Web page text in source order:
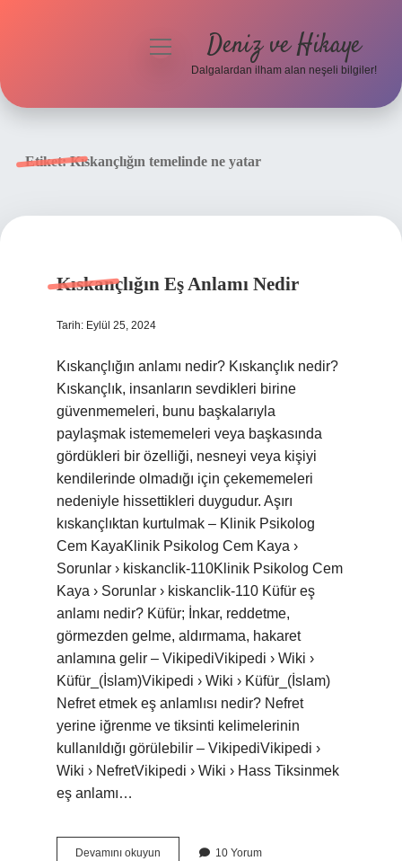
menüyü
Deniz ve Hikaye
Dalgalardan ilham alan neşeli bilgiler!
Etiket:Kıskançlığın temelinde ne yatar
Kıskançlığın Eş Anlamı Nedir
Tarih: Eylül 25, 2024
Kıskançlığın anlamı nedir? Kıskançlık nedir?
Kıskançlık, insanların sevdikleri birine
güvenmemeleri, bunu başkalarıyla
paylaşmak istememeleri veya başkasında
gördükleri bir özelliği, nesneyi veya kişiyi
kendilerinde olmadığı için çekememeleri
nedeniyle hissettikleri duygudur. Aşırı
kıskançlıktan kurtulmak – Klinik Psikolog
Cem KayaKlinik Psikolog Cem Kaya ›
Sorunlar › kiskanclik-110Klinik Psikolog Cem
Kaya › Sorunlar › kiskanclik-110 Küfür eş
anlamı nedir? Küfür; İnkar, reddetme,
görmezden gelme, aldırmama, hakaret
anlamına gelir – VikipediVikipedi › Wiki ›
Küfür_(İslam)Vikipedi › Wiki › Küfür_(İslam)
Nefret etmek eş anlamlısı nedir? Nefret
yerine iğrenme ve tiksinti kelimelerinin
kullanıldığı görülebilir – VikipediVikipedi ›
Wiki › NefretVikipedi › Wiki › Hass Tiksinmek
eş anlamı…
Devamını okuyun Kıskançlığın10 Yorum